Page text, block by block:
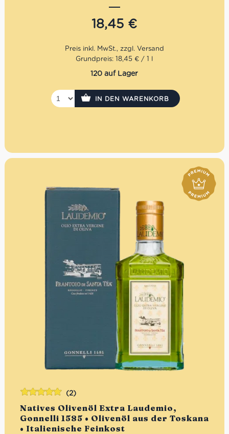
Geschmack. In unserem Sortiment findest Du es auch im
praktischen 1 Liter-Gebinde.
Mengenrabatt: erhalte beim Kauf von 3 nativen
18,45 €
Grundpreis: 18,45 € / 1 l
120 auf Lager
IN DEN WARENKORB
Natives Olivenöl Extra Laudemio,
Gonnelli 1585 • Olivenöl aus der Toskana
• Italienische Feinkost
(2)
mit5.00von
5